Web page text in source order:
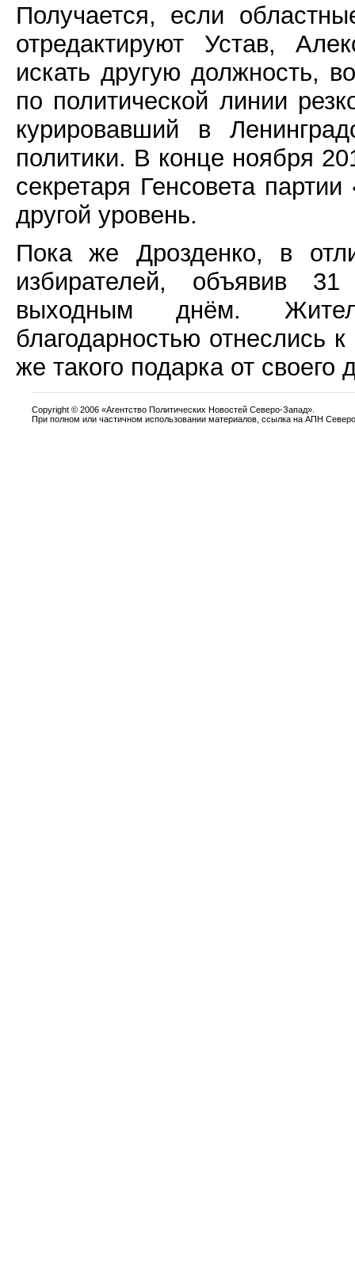
Получается, если
отредактируют Устав,
искать другую должность,
по политической линии
курировавший в
политики. В конце ноября
секретаря Генсовета
другой уровень.
Пока же Дрозденко, в
избирателей, объявив
выходным днём.
благодарностью
же такого подарка от
Copyright © 2006 «Агентство Политических Новостей Северо-Запад».
При полном или частичном использовании материалов, ссылка на АПН